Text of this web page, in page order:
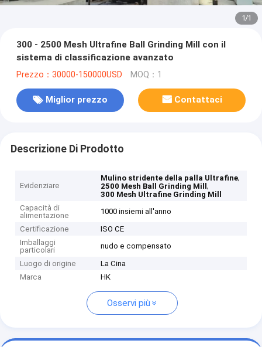
1/1
300 - 2500 Mesh Ultrafine Ball Grinding Mill con il
sistema di classificazione avanzato
Prezzo：30000-150000USD MOQ：1
Miglior prezzo Contattaci
Descrizione Di Prodotto
Evidenziare
Mulino stridente della palla Ultrafine,
2500 Mesh Ball Grinding Mill,
300 Mesh Ultrafine Grinding Mill
Capacità di
alimentazione
1000 insiemi all'anno
Certificazione
ISO CE
Imballaggi
particolari
nudo e compensato
Luogo di origine
La Cina
Marca
HK
Osservi più